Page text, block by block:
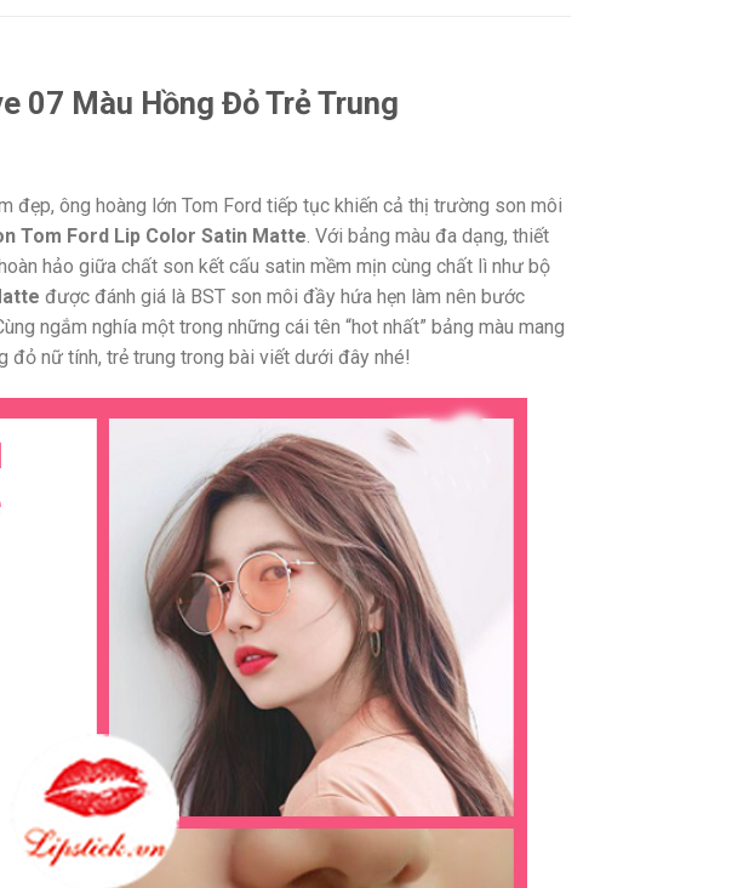
07 Màu Hồng Đỏ Trẻ Trung
đẹp, ông hoàng lớn Tom Ford tiếp tục khiến cả thị trường son môi
Tom Ford Lip Color Satin Matte. Với bảng màu đa dạng, thiết
hảo giữa chất son kết cấu satin mềm mịn cùng chất lì như bộ
được đánh giá là BST son môi đầy hứa hẹn làm nên bước
ngắm nghía một trong những cái tên “hot nhất” bảng màu mang
đỏ nữ tính, trẻ trung trong bài viết dưới đây nhé!